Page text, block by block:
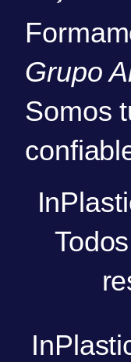
Grupo
Somos